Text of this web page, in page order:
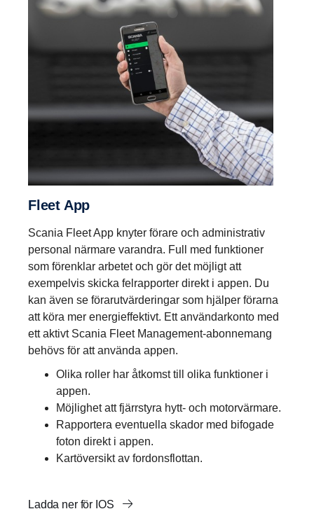
Fleet App
Scania Fleet App knyter förare och administrativ
personal närmare varandra. Full med funktioner
som förenklar arbetet och gör det möjligt att
exempelvis skicka felrapporter direkt i appen. Du
kan även se förarutvärderingar som hjälper förarna
att köra mer energieffektivt. Ett användarkonto med
ett aktivt Scania Fleet Management-abonnemang
behövs för att använda appen.
Olika roller har åtkomst till olika funktioner i
appen.
Möjlighet att fjärrstyra hytt- och motorvärmare.
Rapportera eventuella skador med bifogade
foton direkt i appen.
Kartöversikt av fordonsflottan.
Ladda ner för IOS